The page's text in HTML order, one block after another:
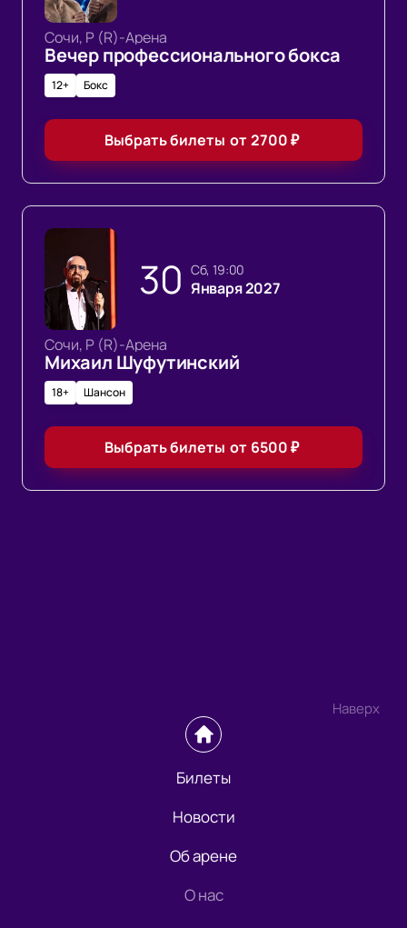
Сочи, Р (R)-Арена
Вечер профессионального бокса
12+ Бокс
Выбрать билеты от2700₽
30 сб, 19:00
Января 2027
Сочи, Р (R)-Арена
Михаил Шуфутинский
18+ Шансон
Выбрать билеты от 6500₽
Наверх
Билеты
Новости
Об арене
О нас